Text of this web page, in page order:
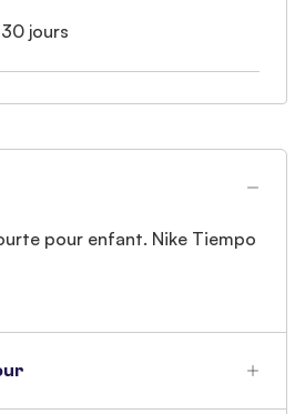
jours
pour enfant. Nike Tiempo